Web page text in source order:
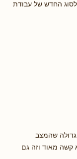
החדש של עבודת
שהמצב
קשה מאוד וזה גם